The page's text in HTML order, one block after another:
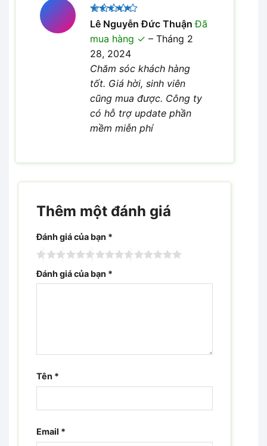
Được xếp
hạng5 5
sao
Lê Nguyễn Đức ThuậnĐã
mua hàng
– Tháng 2
28, 2024
Chăm sóc khách hàng
tốt. Giá hời, sinh viên
cũng mua được. Công ty
có hỗ trợ update phần
mềm miễn phí
Thêm một đánh giá
Đánh giá của bạn *
Đánh giá của bạn *
Tên *
Email *